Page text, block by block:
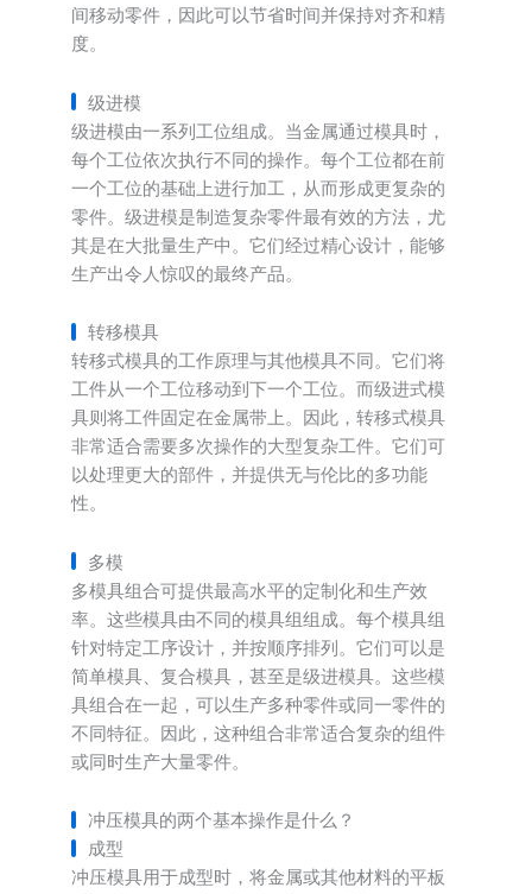
间移动零件，因此可以节省时间并保持对齐和精
度。
级进模
级进模由一系列工位组成。当金属通过模具时，
每个工位依次执行不同的操作。每个工位都在前
一个工位的基础上进行加工，从而形成更复杂的
零件。级进模是制造复杂零件最有效的方法，尤
其是在大批量生产中。它们经过精心设计，能够
生产出令人惊叹的最终产品。
转移模具
转移式模具的工作原理与其他模具不同。它们将
工件从一个工位移动到下一个工位。而级进式模
具则将工件固定在金属带上。因此，转移式模具
非常适合需要多次操作的大型复杂工件。它们可
以处理更大的部件，并提供无与伦比的多功能
性。
多模
多模具组合可提供最高水平的定制化和生产效
率。这些模具由不同的模具组组成。每个模具组
针对特定工序设计，并按顺序排列。它们可以是
简单模具、复合模具，甚至是级进模具。这些模
具组合在一起，可以生产多种零件或同一零件的
不同特征。因此，这种组合非常适合复杂的组件
或同时生产大量零件。
冲压模具的两个基本操作是什么？
成型
冲压模具用于成型时，将金属或其他材料的平板